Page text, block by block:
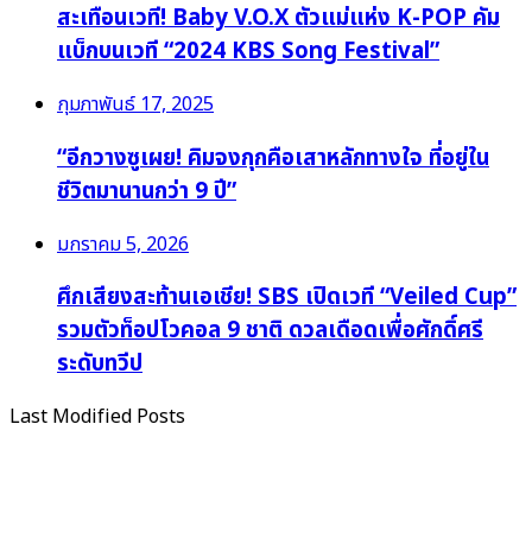
สะเทือนเวที! Baby V.O.X ตัวแม่แห่ง K-POP คัม
แบ็กบนเวที “2024 KBS Song Festival”
กุมภาพันธ์ 17, 2025
“อีกวางซูเผย! คิมจงกุกคือเสาหลักทางใจ ที่อยู่ใน
ชีวิตมานานกว่า 9 ปี”
มกราคม 5, 2026
ศึกเสียงสะท้านเอเชีย! SBS เปิดเวที “Veiled Cup”
รวมตัวท็อปโวคอล 9 ชาติ ดวลเดือดเพื่อศักดิ์ศรี
ระดับทวีป
Last Modified Posts